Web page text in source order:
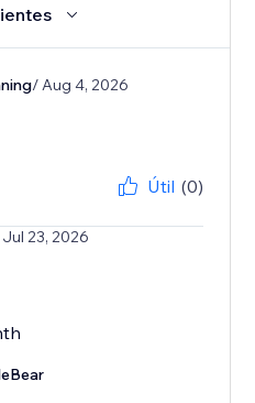
/ Aug 4, 2026
Útil (0)
23, 2026